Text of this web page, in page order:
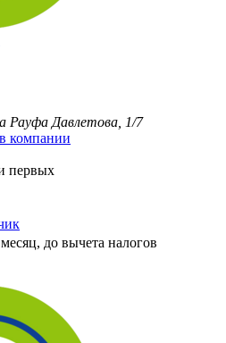
Рауфа Давлетова, 1/7
компании
первых
до вычета налогов